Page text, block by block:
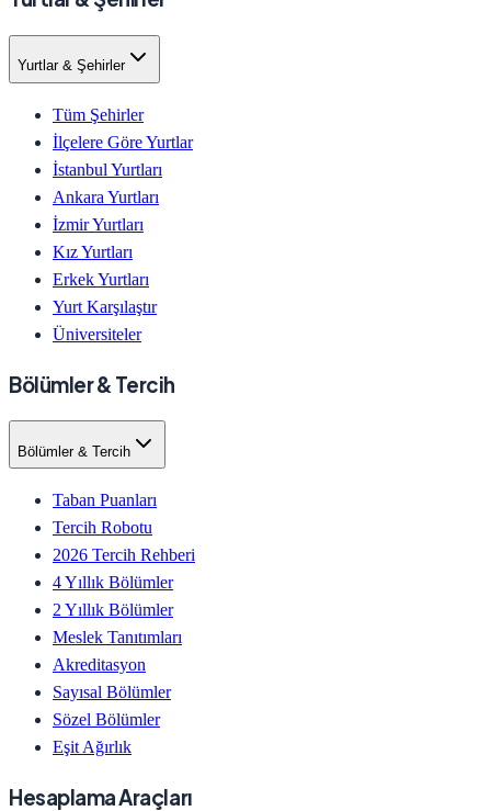
Yurtlar & Şehirler
Tüm Şehirler
İlçelere Göre Yurtlar
İstanbul Yurtları
Ankara Yurtları
İzmir Yurtları
Kız Yurtları
Erkek Yurtları
Yurt Karşılaştır
Üniversiteler
Bölümler & Tercih
Bölümler & Tercih
Taban Puanları
Tercih Robotu
2026 Tercih Rehberi
4 Yıllık Bölümler
2 Yıllık Bölümler
Meslek Tanıtımları
Akreditasyon
Sayısal Bölümler
Sözel Bölümler
Eşit Ağırlık
Hesaplama Araçları